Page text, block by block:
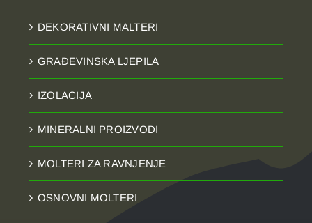
DEKORATIVNI MALTERI
GRAĐEVINSKA LJEPILA
IZOLACIJA
MINERALNI PROIZVODI
MOLTERI ZA RAVNJENJE
OSNOVNI MOLTERI